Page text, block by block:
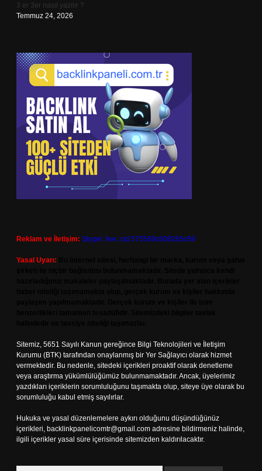
3 er 3er nasıl yazılır ?
Temmuz 24, 2026
Reklam ve İletişim: Skype: live:.cid.575569c608265c69
Yasal Uyarı:
Sitemiz, 5651 Sayılı Kanun gereğince Bilgi Teknolojileri ve İletişim
Kurumu (BTK) tarafından onaylanmış bir Yer Sağlayıcı olarak hizmet
vermektedir. Bu nedenle, sitedeki içerikleri proaktif olarak denetleme
veya araştırma yükümlülüğümüz bulunmamaktadır. Ancak, üyelerimiz
yazdıkları içeriklerin sorumluluğunu taşımakta olup, siteye üye olarak bu
sorumluluğu kabul etmiş sayılırlar.
Hukuka ve yasal düzenlemelere aykırı olduğunu düşündüğünüz
içerikleri, backlinkpanelicomtr@gmail.com adresine bildirmeniz halinde,
ilgili içerikler yasal süre içerisinde sitemizden kaldırılacaktır.